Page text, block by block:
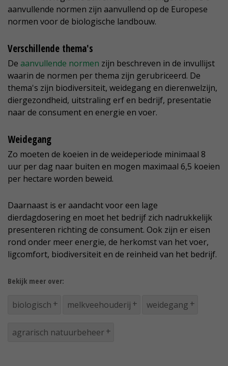
aanvullende normen zijn aanvullend op de Europese
normen voor de biologische landbouw.
Verschillende thema's
De aanvullende normen zijn beschreven in de invullijst
waarin de normen per thema zijn gerubriceerd. De
thema's zijn biodiversiteit, weidegang en dierenwelzijn,
diergezondheid, uitstraling erf en bedrijf, presentatie
naar de consument en energie en voer.
Weidegang
Zo moeten de koeien in de weideperiode minimaal 8
uur per dag naar buiten en mogen maximaal 6,5 koeien
per hectare worden beweid.
Daarnaast is er aandacht voor een lage
dierdagdosering en moet het bedrijf zich nadrukkelijk
presenteren richting de consument. Ook zijn er eisen
rond onder meer energie, de herkomst van het voer,
ligcomfort, biodiversiteit en de reinheid van het bedrijf.
Bekijk meer over:
biologisch melkveehouderij weidegang
agrarisch natuurbeheer